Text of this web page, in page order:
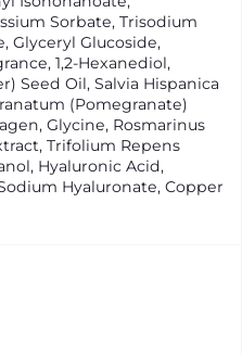
Sorbate, Trisodium
Glyceryl Glucoside,
1,2-Hexanediol,
Seed Oil, Salvia Hispanica
(Pomegranate)
Glycine, Rosmarinus
Trifolium Repens
Hyaluronic Acid,
Hyaluronate, Copper